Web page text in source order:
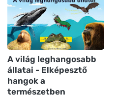
A világ leghangosabb
állatai - Elképesztő
hangok a
természetben